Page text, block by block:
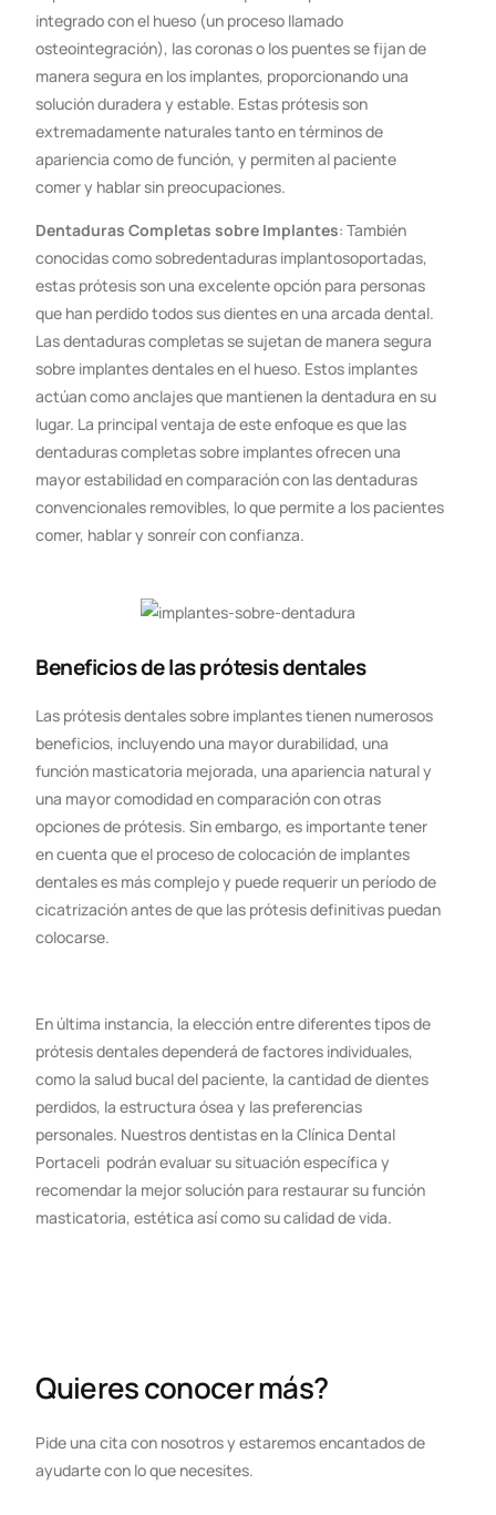
integrado con el hueso (un proceso llamado
osteointegración), las coronas o los puentes se fijan de
manera segura en los implantes, proporcionando una
solución duradera y estable. Estas prótesis son
extremadamente naturales tanto en términos de
apariencia como de función, y permiten al paciente
comer y hablar sin preocupaciones.
Dentaduras Completas sobre Implantes: También
conocidas como sobredentaduras implantosoportadas,
estas prótesis son una excelente opción para personas
que han perdido todos sus dientes en una arcada dental.
Las dentaduras completas se sujetan de manera segura
sobre implantes dentales en el hueso. Estos implantes
actúan como anclajes que mantienen la dentadura en su
lugar. La principal ventaja de este enfoque es que las
dentaduras completas sobre implantes ofrecen una
mayor estabilidad en comparación con las dentaduras
convencionales removibles, lo que permite a los pacientes
comer, hablar y sonreír con confianza.
Beneficios de las prótesis dentales
Las prótesis dentales sobre implantes tienen numerosos
beneficios, incluyendo una mayor durabilidad, una
función masticatoria mejorada, una apariencia natural y
una mayor comodidad en comparación con otras
opciones de prótesis. Sin embargo, es importante tener
en cuenta que el proceso de colocación de implantes
dentales es más complejo y puede requerir un período de
cicatrización antes de que las prótesis definitivas puedan
colocarse.
En última instancia, la elección entre diferentes tipos de
prótesis dentales dependerá de factores individuales,
como la salud bucal del paciente, la cantidad de dientes
perdidos, la estructura ósea y las preferencias
personales. Nuestros dentistas en la Clínica Dental
Portaceli podrán evaluar su situación específica y
recomendar la mejor solución para restaurar su función
masticatoria, estética así como su calidad de vida.
Quieres conocer más?
Pide una cita con nosotros y estaremos encantados de
ayudarte con lo que necesites.